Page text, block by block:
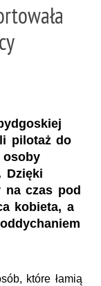
pilotaż do
osoby
Dzięki
na czas pod
kobieta, a
które łamią